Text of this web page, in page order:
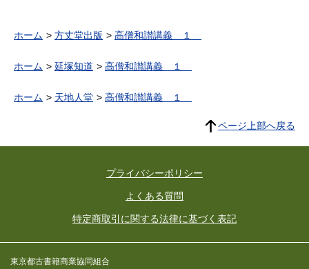
ホーム 方丈堂出版 高僧和讃講義 １
ホーム 延塚知道 高僧和讃講義 １
ホーム 天地人堂 高僧和讃講義 １
ページ上部へ戻る
プライバシーポリシー
よくある質問
特定商取引に関する法律に基づく表記
東京都古書籍商業協同組合